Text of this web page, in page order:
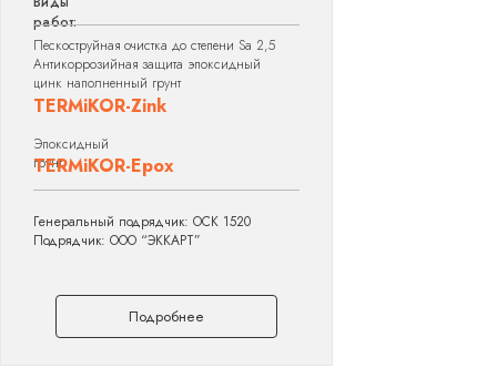
работ:
Пескоструйная очистка до степени Sa 2,5
Антикоррозийная защита эпоксидный
цинк наполненный грунт
Эпоксидный
грунт
TERMiKOR-Zink
TERMiKOR-Epox
Подробнее
Генеральный подрядчик: ОСК 1520
Подрядчик: ООО “ЭККАРТ”